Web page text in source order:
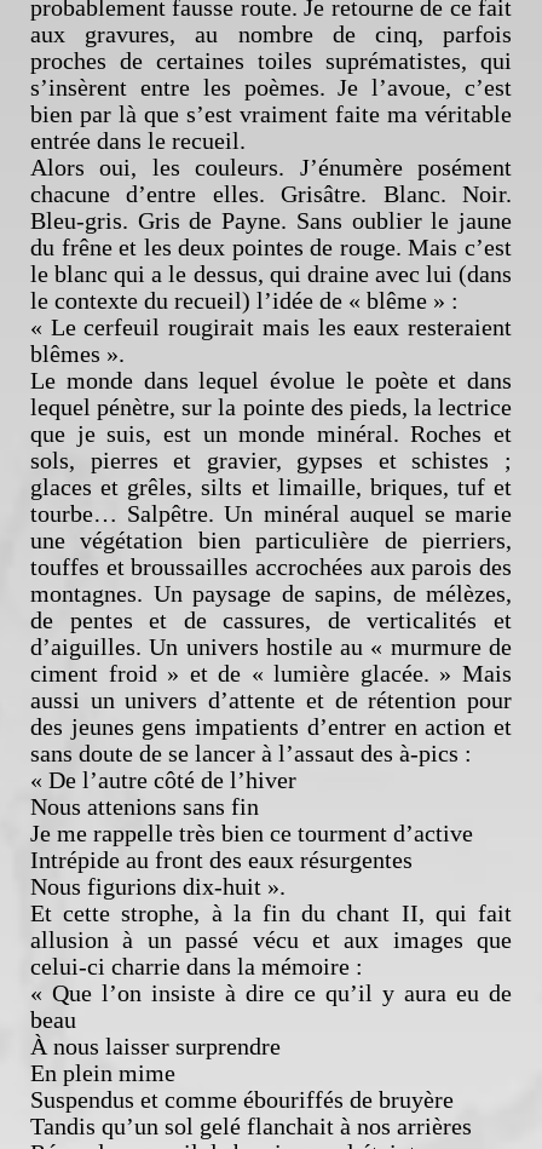
probablement fausse route. Je retourne de ce fait
aux gravures, au nombre de cinq, parfois
proches de certaines toiles suprématistes, qui
s’insèrent entre les poèmes. Je l’avoue, c’est
bien par là que s’est vraiment faite ma véritable
entrée dans le recueil.
Alors oui, les couleurs. J’énumère posément
chacune d’entre elles. Grisâtre. Blanc. Noir.
Bleu-gris. Gris de Payne. Sans oublier le jaune
du frêne et les deux pointes de rouge. Mais c’est
le blanc qui a le dessus, qui draine avec lui (dans
le contexte du recueil) l’idée de « blême » :
« Le cerfeuil rougirait mais les eaux resteraient
blêmes ».
Le monde dans lequel évolue le poète et dans
lequel pénètre, sur la pointe des pieds, la lectrice
que je suis, est un monde minéral. Roches et
sols, pierres et gravier, gypses et schistes ;
glaces et grêles, silts et limaille, briques, tuf et
tourbe… Salpêtre. Un minéral auquel se marie
une végétation bien particulière de pierriers,
touffes et broussailles accrochées aux parois des
montagnes. Un paysage de sapins, de mélèzes,
de pentes et de cassures, de verticalités et
d’aiguilles. Un univers hostile au « murmure de
ciment froid » et de « lumière glacée. » Mais
aussi un univers d’attente et de rétention pour
des jeunes gens impatients d’entrer en action et
sans doute de se lancer à l’assaut des à-pics :
« De l’autre côté de l’hiver
Nous attenions sans fin
Je me rappelle très bien ce tourment d’active
Intrépide au front des eaux résurgentes
Nous figurions dix-huit ».
Et cette strophe, à la fin du chant II, qui fait
allusion à un passé vécu et aux images que
celui-ci charrie dans la mémoire :
« Que l’on insiste à dire ce qu’il y aura eu de
beau
À nous laisser surprendre
En plein mime
Suspendus et comme ébouriffés de bruyère
Tandis qu’un sol gelé flanchait à nos arrières